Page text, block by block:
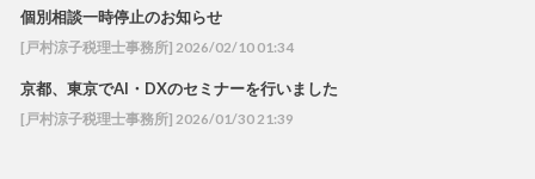
個別相談一時停止のお知らせ
[戸村涼子税理士事務所] 2026/02/10 01:34
京都、東京でAI・DXのセミナーを行いました
[戸村涼子税理士事務所] 2026/01/30 21:39